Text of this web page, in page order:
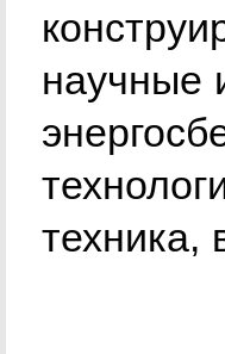
научные
техника,